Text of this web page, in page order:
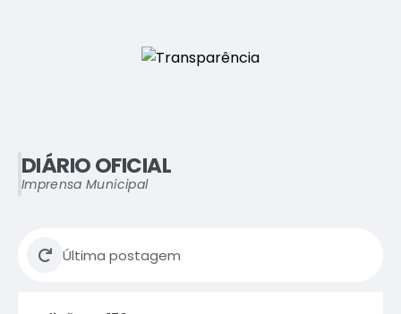
DIÁRIO OFICIAL
Imprensa Municipal
Última postagem